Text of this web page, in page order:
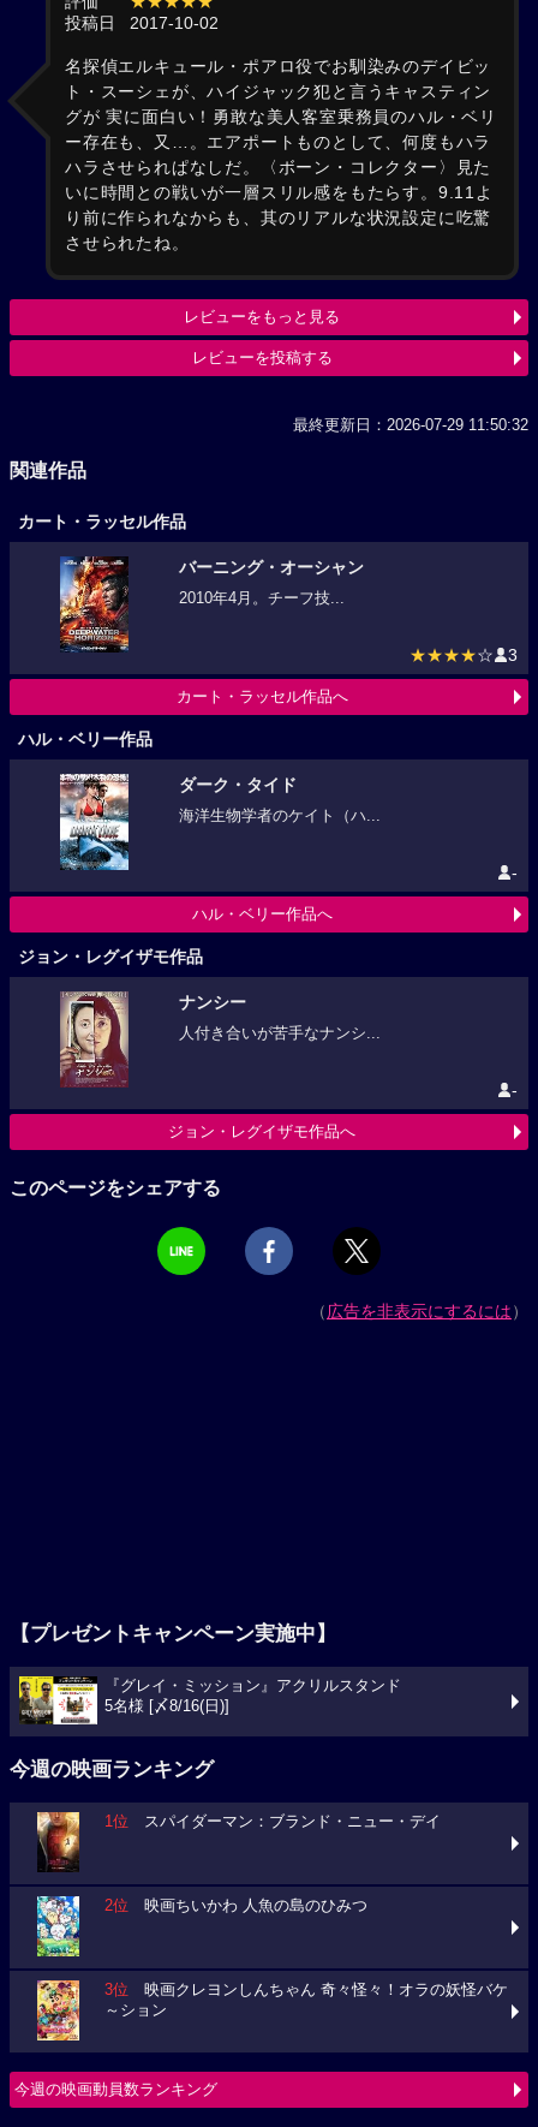
投稿日
2017-10-02
名探偵エルキュール・ポアロ役でお馴染みのデイビッ
ト・スーシェが、ハイジャック犯と言うキャスティン
グが 実に面白い！勇敢な美人客室乗務員のハル・ベリ
ー存在も、又…。エアポートものとして、何度もハラ
ハラさせられぱなしだ。〈ボーン・コレクター〉見た
いに時間との戦いが一層スリル感をもたらす。9.11よ
り前に作られなからも、其のリアルな状況設定に吃驚
させられたね。
レビューをもっと見る
レビューを投稿する
最終更新日：2026-07-29 11:50:32
関連作品
カート・ラッセル作品
バーニング・オーシャン
2010年4月。チーフ技...
★★★★☆ 3
カート・ラッセル作品へ
ハル・ベリー作品
ダーク・タイド
海洋生物学者のケイト（ハ...
-
ハル・ベリー作品へ
ジョン・レグイザモ作品
ナンシー
人付き合いが苦手なナンシ...
-
ジョン・レグイザモ作品へ
このページをシェアする
（広告を非表示にするには）
【プレゼントキャンペーン実施中】
『グレイ・ミッション』アクリルスタンド
5名様 [〆8/16(日)]
今週の映画ランキング
1位 スパイダーマン：ブランド・ニュー・デイ
2位 映画ちいかわ 人魚の島のひみつ
3位 映画クレヨンしんちゃん 奇々怪々！オラの妖怪バケ
～ション
今週の映画動員数ランキング